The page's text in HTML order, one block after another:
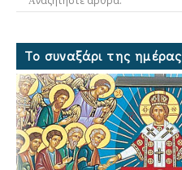
Το συναξάρι της ημέρας